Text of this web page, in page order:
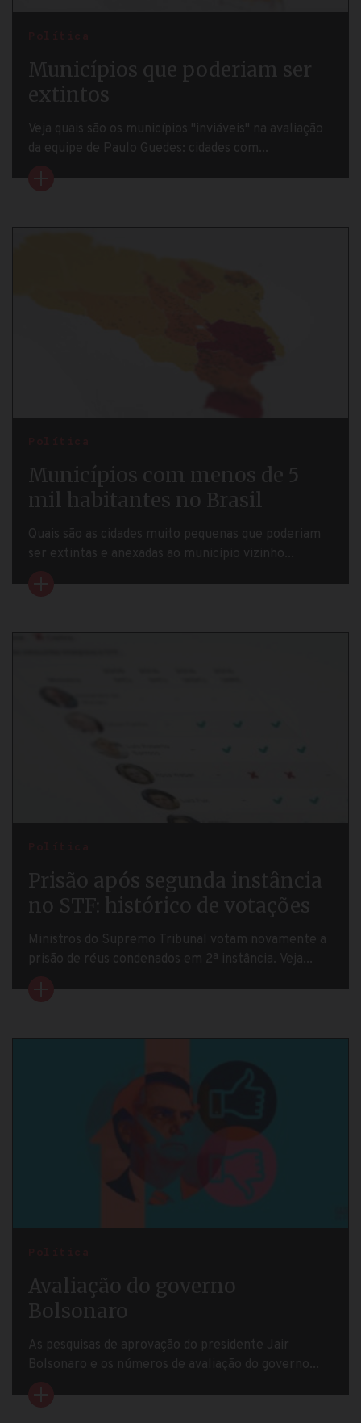
Municípios que poderiam ser
extintos
Veja quais são os municípios "inviáveis" na avaliação
da equipe de Paulo Guedes: cidades com...
Municípios com menos de 5
mil habitantes no Brasil
Quais são as cidades muito pequenas que poderiam
ser extintas e anexadas ao município vizinho...
Prisão após segunda instância
no STF: histórico de votações
Ministros do Supremo Tribunal votam novamente a
prisão de réus condenados em 2ª instância. Veja...
Avaliação do governo
Bolsonaro
As pesquisas de aprovação do presidente Jair
Bolsonaro e os números de avaliação do governo...